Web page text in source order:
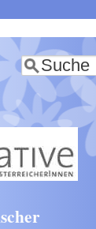
zum
Inhalt
Suche